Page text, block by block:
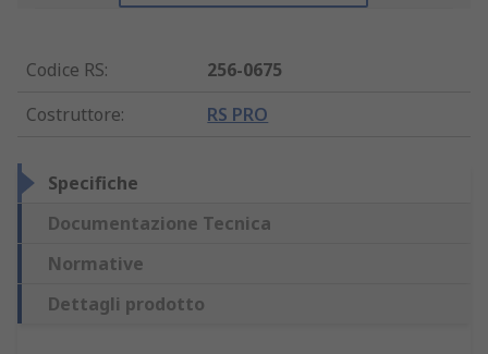
Codice RS:
256-0675
Costruttore: RS PRO
Specifiche
Documentazione Tecnica
Normative
Dettagli prodotto